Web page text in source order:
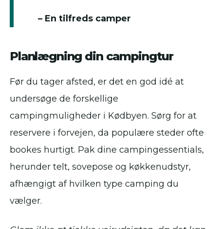
– En tilfreds camper
Planlægning din campingtur
Før du tager afsted, er det en god idé at
undersøge de forskellige
campingmuligheder i Kødbyen. Sørg for at
reservere i forvejen, da populære steder ofte
bookes hurtigt. Pak dine campingessentials,
herunder telt, sovepose og køkkenudstyr,
afhængigt af hvilken type camping du
vælger.